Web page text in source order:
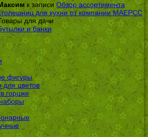
к записи Обзор ассортимента
для кухни от компании МАЕРСС
для дачи
и банки
фигуры
для цветов
горшке